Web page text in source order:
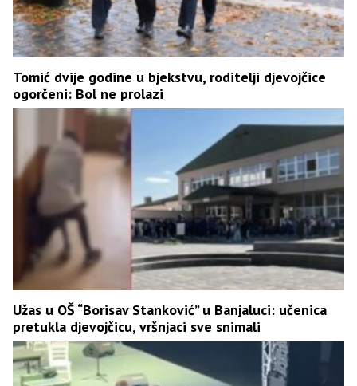
Tomić dvije godine u bjekstvu, roditelji djevojčice
ogorčeni: Bol ne prolazi
Užas u OŠ “Borisav Stanković” u Banjaluci: učenica
pretukla djevojčicu, vršnjaci sve snimali